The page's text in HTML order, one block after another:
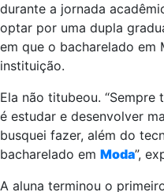
durante a jornada
optar por uma dupla
em que o bacharelado em
instituição.
Ela não titubeou. “Sempre
é estudar e desenvolver
busquei fazer, além do
bacharelado em Moda”,
A aluna terminou o